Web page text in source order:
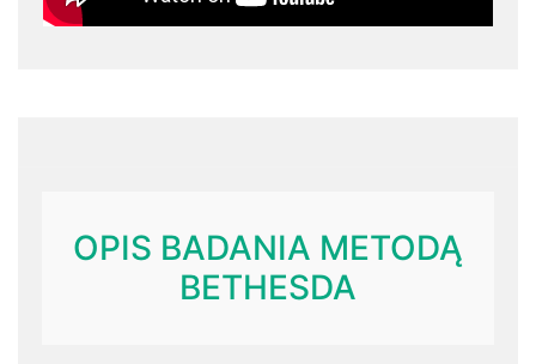
OPIS BADANIA METODĄ
BETHESDA